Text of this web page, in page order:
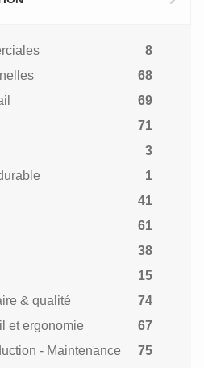
8
68
69
71
3
1
41
61
38
15
& qualité
74
et ergonomie
67
- Maintenance
75